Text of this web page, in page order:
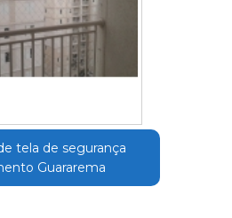
tela de segurança
Guararema